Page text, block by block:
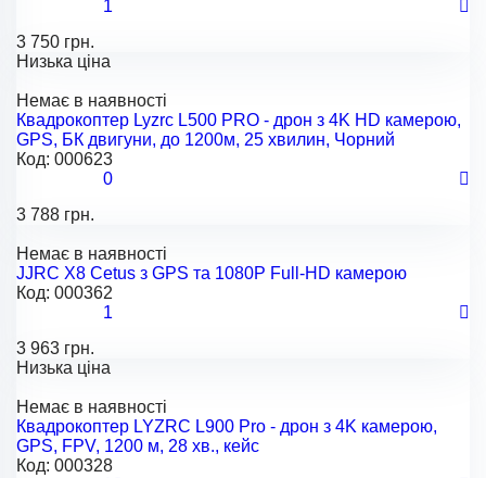
1
3 750 грн.
Низька ціна
Немає в наявності
Квадрокоптер Lyzrc L500 PRO - дрон з 4K HD камерою,
GPS, БК двигуни, до 1200м, 25 хвилин, Чорний
Код: 000623
0
3 788 грн.
Немає в наявності
JJRC X8 Cetus з GPS та 1080P Full-HD камерою
Код: 000362
1
3 963 грн.
Низька ціна
Немає в наявності
Квадрокоптер LYZRC L900 Pro - дрон з 4K камерою,
GPS, FPV, 1200 м, 28 хв., кейс
Код: 000328